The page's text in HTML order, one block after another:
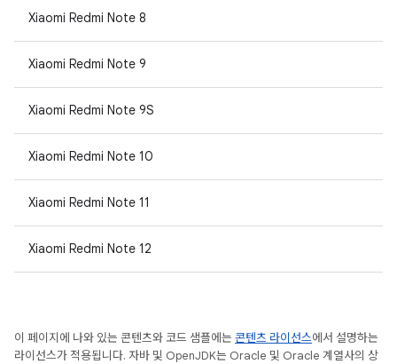
Xiaomi Redmi Note 8
Xiaomi Redmi Note 9
Xiaomi Redmi Note 9S
Xiaomi Redmi Note 10
Xiaomi Redmi Note 11
Xiaomi Redmi Note 12
이 페이지에 나와 있는 콘텐츠와 코드 샘플에는 콘텐츠 라이선스에서 설명하는
라이선스가 적용됩니다. 자바 및 OpenJDK는 Oracle 및 Oracle 계열사의 상